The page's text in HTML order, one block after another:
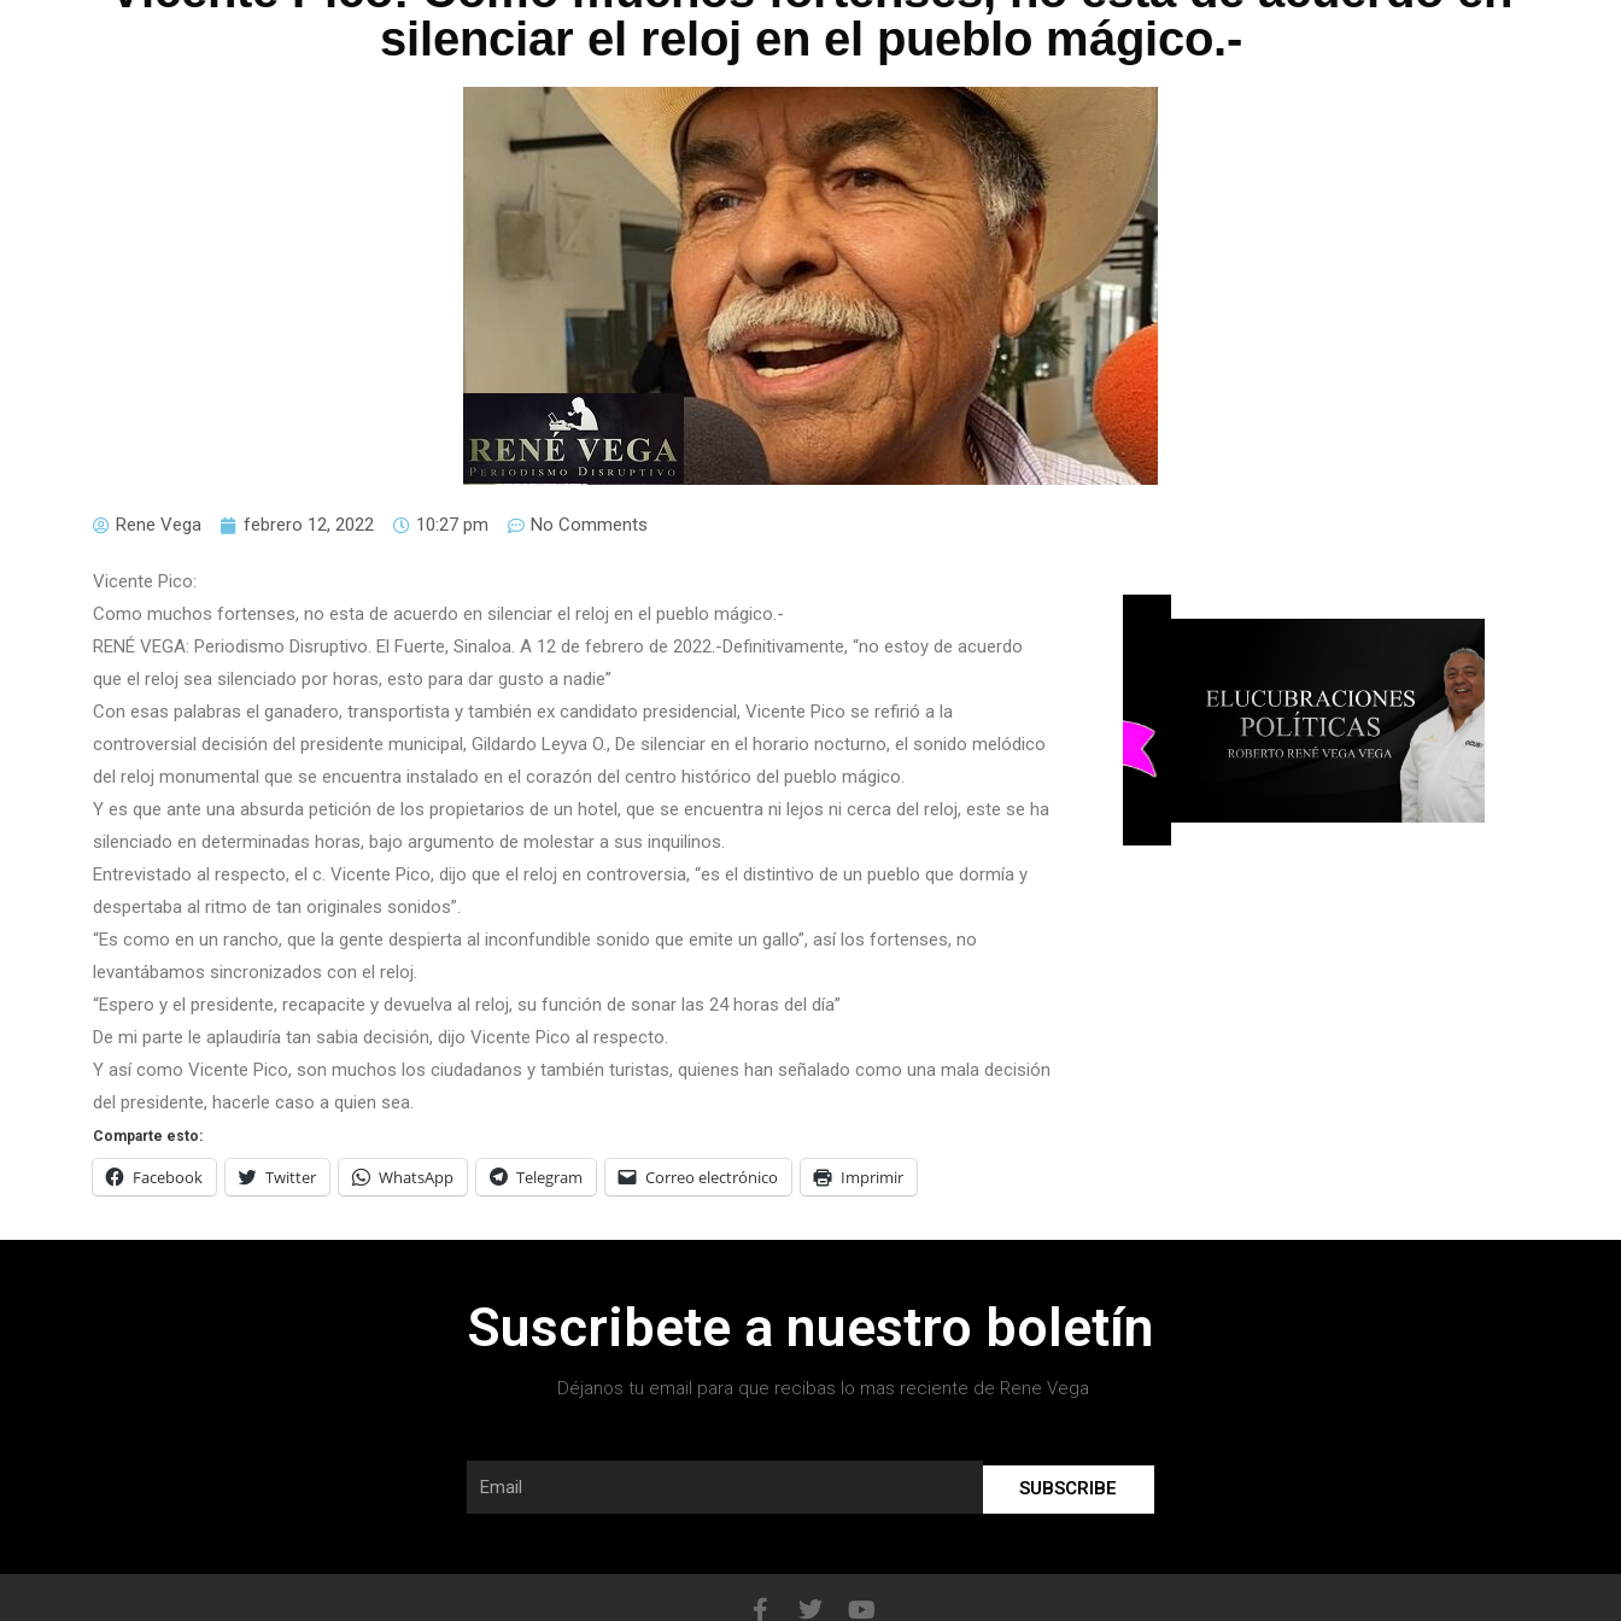
silenciar el reloj en el pueblo mágico.-
Rene Vega febrero 12, 2022 10:27 pm No Comments
Vicente Pico:
Como muchos fortenses, no esta de acuerdo en silenciar el reloj en el pueblo mágico.-
RENÉ VEGA: Periodismo Disruptivo. El Fuerte, Sinaloa. A 12 de febrero de 2022.-Definitivamente, “no estoy de acuerdo
que el reloj sea silenciado por horas, esto para dar gusto a nadie”
Con esas palabras el ganadero, transportista y también ex candidato presidencial, Vicente Pico se refirió a la
controversial decisión del presidente municipal, Gildardo Leyva O., De silenciar en el horario nocturno, el sonido melódico
del reloj monumental que se encuentra instalado en el corazón del centro histórico del pueblo mágico.
Y es que ante una absurda petición de los propietarios de un hotel, que se encuentra ni lejos ni cerca del reloj, este se ha
silenciado en determinadas horas, bajo argumento de molestar a sus inquilinos.
Entrevistado al respecto, el c. Vicente Pico, dijo que el reloj en controversia, “es el distintivo de un pueblo que dormía y
despertaba al ritmo de tan originales sonidos”.
“Es como en un rancho, que la gente despierta al inconfundible sonido que emite un gallo”, así los fortenses, no
levantábamos sincronizados con el reloj.
“Espero y el presidente, recapacite y devuelva al reloj, su función de sonar las 24 horas del día”
De mi parte le aplaudiría tan sabia decisión, dijo Vicente Pico al respecto.
Y así como Vicente Pico, son muchos los ciudadanos y también turistas, quienes han señalado como una mala decisión
del presidente, hacerle caso a quien sea.
Comparte esto:
Facebook Twitter WhatsApp Telegram Correo electrónico Imprimir
Suscribete a nuestro boletín
Déjanos tu email para que recibas lo mas reciente de Rene Vega
SUBSCRIBE